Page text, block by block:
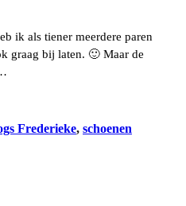
ik als tiener meerdere paren
graag bij laten. 🙂 Maar de
Frederieke, schoenen